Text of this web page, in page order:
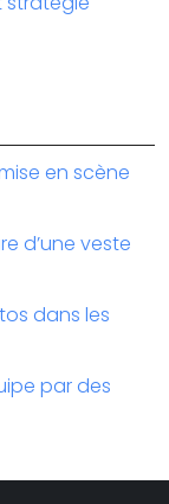
en scène
d’une veste
dans les
par des